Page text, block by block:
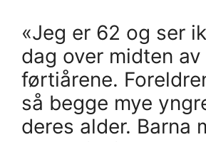
«Jeg er 62 og ser
dag over midten av
førtiårene.
så begge mye
deres alder. Barna